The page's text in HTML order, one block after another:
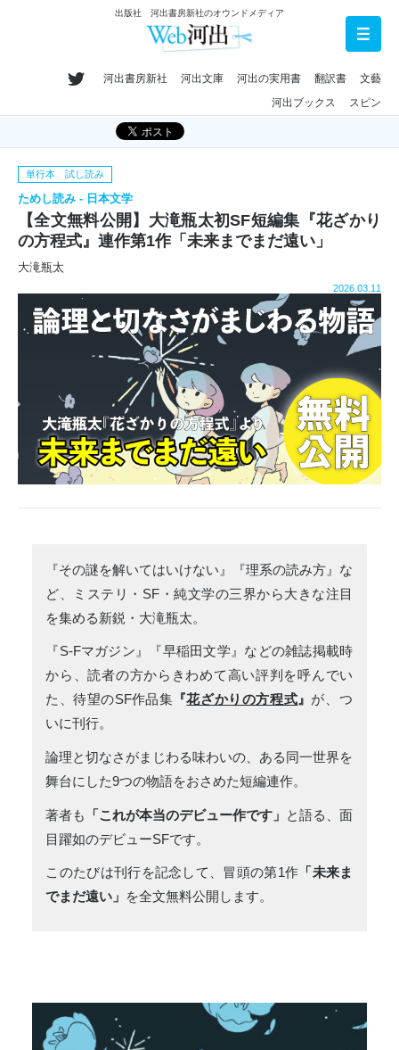
出版社 河出書房新社のオウンドメディア
河出書房新社 河出文庫 河出の実用書 翻訳書
文藝
河出ブックス
スピン
単行本 試し読み
ためし読み - 日本文学
【全文無料公開】大滝瓶太初SF短編集『花ざかり
の方程式』連作第1作「未来までまだ遠い」
大滝瓶太
2026.03.11
『その謎を解いてはいけない』『理系の読み方』な
ど、ミステリ・SF・純文学の三界から大きな注目
を集める新鋭・大滝瓶太。
『S-Fマガジン』『早稲田文学』などの雑誌掲載時
から、読者の方からきわめて高い評判を呼んでい
た、待望のSF作品集 『花ざかりの方程式』 が、つ
いに刊行。
論理と切なさがまじわる味わいの、ある同一世界を
舞台にした9つの物語をおさめた短編連作。
著者も 「これが本当のデビュー作です」 と語る、面
目躍如のデビューSFです。
このたびは刊行を記念して、冒頭の第1作 「未来ま
でまだ遠い」 を全文無料公開します。